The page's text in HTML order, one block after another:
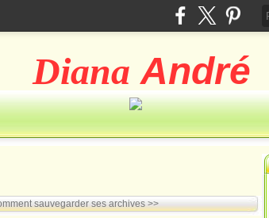
Diana André
sauvegarder ses archives >>